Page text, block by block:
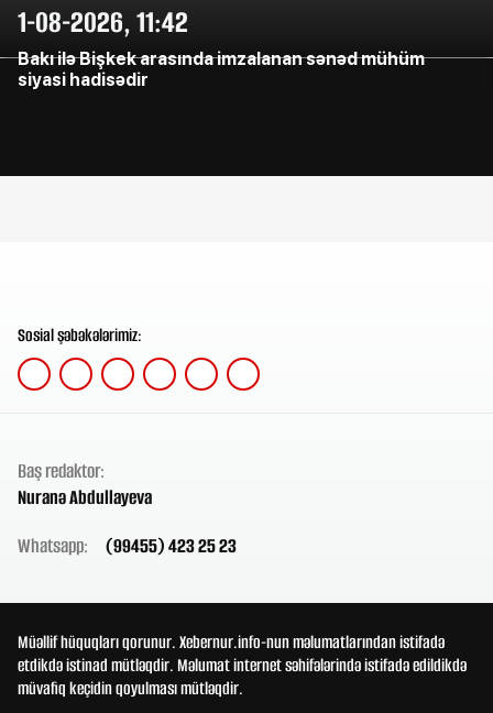
1-08-2026, 11:42
Bakı ilə Bişkek arasında imzalanan sənəd mühüm
siyasi hadisədir
Sosial şəbəkələrimiz:
Baş redaktor:
Nuranə Abdullayeva
Whatsapp:
(99455) 423 25 23
Müəllif hüquqları qorunur. Xebernur.info-nun məlumatlarından istifadə
etdikdə istinad mütləqdir. Məlumat internet səhifələrində istifadə edildikdə
müvafiq keçidin qoyulması mütləqdir.